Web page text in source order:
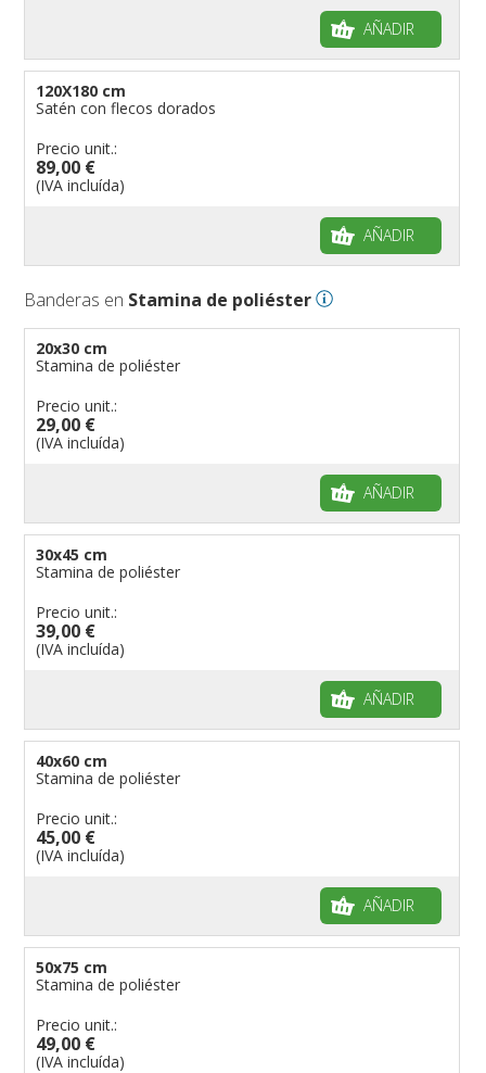
AÑADIR
120X180 cm
Satén con flecos dorados
Precio unit.:
89,00 €
(IVA incluída)
AÑADIR
Banderas en Stamina de poliéster
20x30 cm
Stamina de poliéster
Precio unit.:
29,00 €
(IVA incluída)
AÑADIR
30x45 cm
Stamina de poliéster
Precio unit.:
39,00 €
(IVA incluída)
AÑADIR
40x60 cm
Stamina de poliéster
Precio unit.:
45,00 €
(IVA incluída)
AÑADIR
50x75 cm
Stamina de poliéster
Precio unit.:
49,00 €
(IVA incluída)